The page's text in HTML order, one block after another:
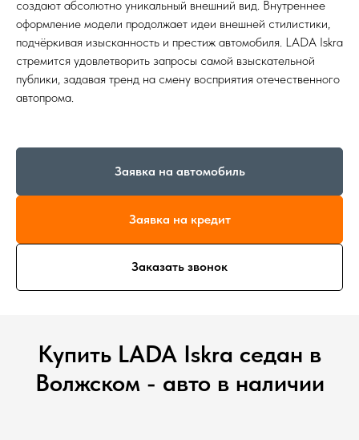
создают абсолютно уникальный внешний вид. Внутреннее
оформление модели продолжает идеи внешней стилистики,
подчёркивая изысканность и престиж автомобиля. LADA Iskra
стремится удовлетворить запросы самой взыскательной
публики, задавая тренд на смену восприятия отечественного
автопрома.
Заявка на автомобиль
Заявка на кредит
Заказать звонок
Купить LADA Iskra седан в
Волжском - авто в наличии